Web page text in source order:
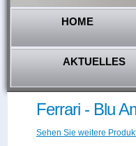
HOME
AKTUELLES
Ferrari - Blu
Sehen Sie weitere